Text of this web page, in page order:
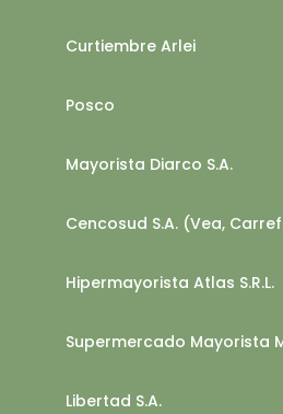
Curtiembre Arlei
Posco
Mayorista Diarco S.A.
Cencosud S.A. (Vea,
Hipermayorista Atlas S.R.L.
Supermercado Mayorista
Libertad S.A.